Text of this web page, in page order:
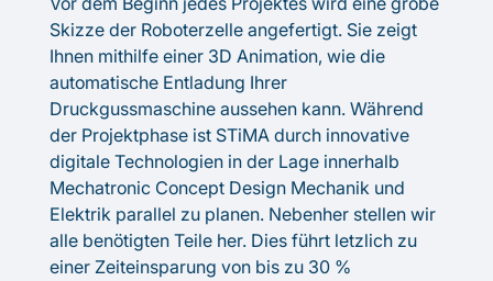
Skizze der Roboterzelle angefertigt. Sie zeigt
Ihnen mithilfe einer 3D Animation, wie die
automatische Entladung Ihrer
Druckgussmaschine aussehen kann. Während
der Projektphase ist STiMA durch innovative
digitale Technologien in der Lage innerhalb
Mechatronic Concept Design Mechanik und
Elektrik parallel zu planen. Nebenher stellen wir
alle benötigten Teile her. Dies führt letzlich zu
einer Zeiteinsparung von bis zu 30 %